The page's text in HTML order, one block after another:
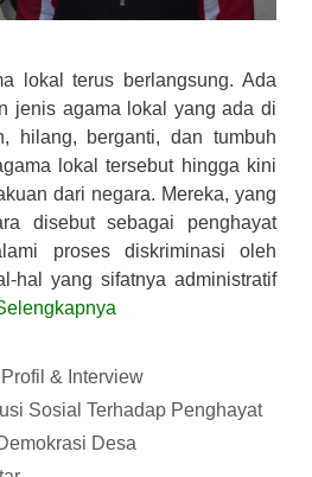
lokal terus berlangsung. Ada
jenis agama lokal yang ada di
hilang, berganti, dan tumbuh
lokal tersebut hingga kini
dari negara. Mereka, yang
disebut sebagai penghayat
proses diskriminasi oleh
hal yang sifatnya administratif
Profil & Interview
Sosial Terhadap Penghayat
Desa